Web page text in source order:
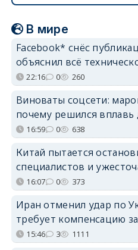
В мире
Facebook* снёс
объяснил всё
22:16 0 260
Виноваты соцсети:
почему решился вплавь
16:59 0 638
Китай пытается
специалистов и
16:07 0 373
Иран отменил удар по
требует компенсацию
15:46 3 1111